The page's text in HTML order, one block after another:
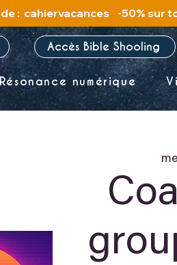
Accès Bible Shooling
Résonance numérique